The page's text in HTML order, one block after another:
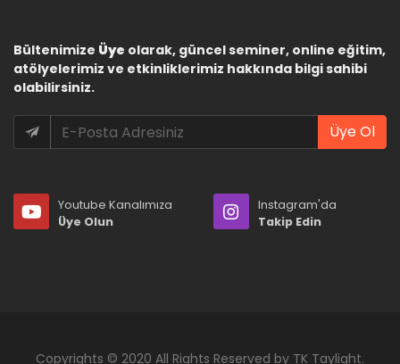
Bültenimize Üye olarak, güncel seminer, online eğitim,
atölyelerimiz ve etkinliklerimiz hakkında bilgi sahibi
olabilirsiniz.
Üye Ol
Youtube Kanalımıza
Üye Olun
Instagram'da
Takip Edin
Copyrights © 2020 All Rights Reserved by TK Taylight.